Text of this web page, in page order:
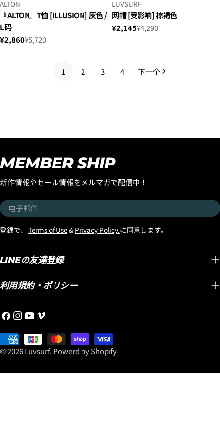
小
贩：
ALTON
『ALTON』T恤 [ILLUSION] 灰色 /
L码
销
¥2,860
正
¥5,720
小
贩：
LUVSURF
网帽 [受影响] 棕褐色
销
¥2,145
正
¥4,290
1 2 3 4 下一个
MEMBER SHIP
新作情報やセール情報をメルマガで配信中！
电
子
邮
登録で、 Terms of Use& Privacy Policy.に同意します。
LINEの友達登録
利用規約・ポリシー
Facebook
Instagram
YouTube
维
奥
© 2026Luvsurf. Powerd by Shopify
付
式